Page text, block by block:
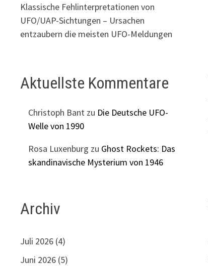
Klassische Fehlinterpretationen von
UFO/UAP-Sichtungen – Ursachen
entzaubern die meisten UFO-Meldungen
Aktuellste Kommentare
Christoph Bant zu Die Deutsche UFO-
Welle von 1990
Rosa Luxenburg zu Ghost Rockets: Das
skandinavische Mysterium von 1946
Archiv
Juli 2026 (4)
Juni 2026 (5)